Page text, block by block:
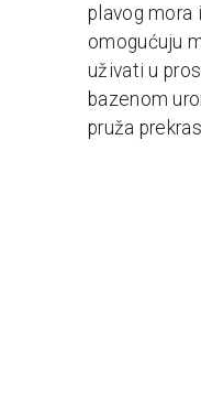
plavog mora
omogućuju
uživati u
bazenom
pruža